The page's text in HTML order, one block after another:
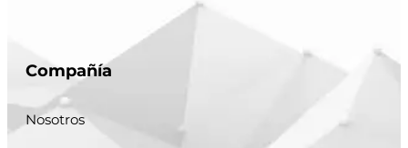
Compañía
Nosotros